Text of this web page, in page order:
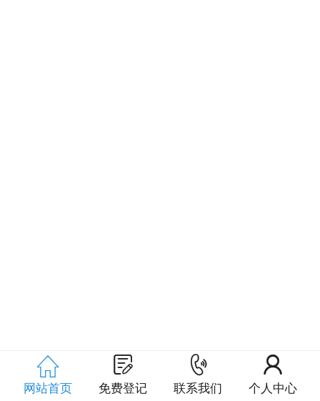

网站首页

免费登记

联系我们

个人中心